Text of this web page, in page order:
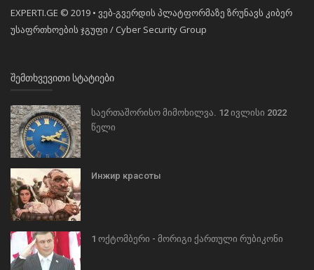
EXPERTI.GE © 2019 • ვებ-გვერდის პლატფორმაზე ზრუნავს კიბერ
უსაფრთხოების ჯგუფი / Cyber Security Group
ᲨᲔᲛᲗᲮᲕᲔᲕᲘᲗᲘ ᲡᲢᲐᲢᲘᲔᲑᲘ
საერთაშორისო მიმოხილვა. 12 ივლისი 2022
წელი
Инжир красоты
1 ოქტომბერი - მორიგი ქართული რუბიკონი